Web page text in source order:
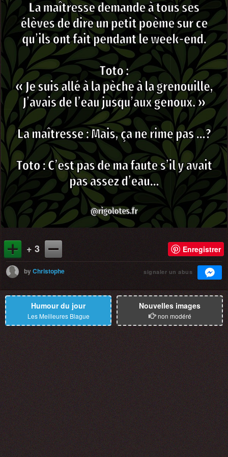
+ 3 Enregistrer
byChristophe signaler un abus
Humour du jour
Les Meilleures Blague
Nouvelles images
non modéré